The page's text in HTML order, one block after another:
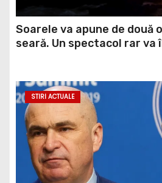
Soarele va apune de două
seară. Un spectacol rar
STIRI ACTUALE